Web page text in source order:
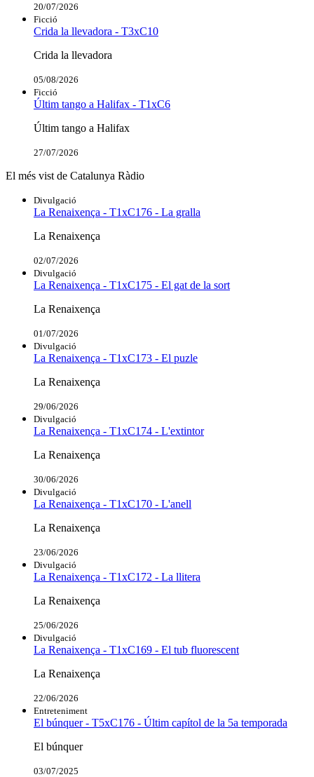
20/07/2026
Ficció
Crida la llevadora - T3xC10
Crida la llevadora
05/08/2026
Ficció
Últim tango a Halifax - T1xC6
Últim tango a Halifax
27/07/2026
El més vist de Catalunya Ràdio
Divulgació
La Renaixença - T1xC176 - La gralla
La Renaixença
02/07/2026
Divulgació
La Renaixença - T1xC175 - El gat de la sort
La Renaixença
01/07/2026
Divulgació
La Renaixença - T1xC173 - El puzle
La Renaixença
29/06/2026
Divulgació
La Renaixença - T1xC174 - L'extintor
La Renaixença
30/06/2026
Divulgació
La Renaixença - T1xC170 - L'anell
La Renaixença
23/06/2026
Divulgació
La Renaixença - T1xC172 - La llitera
La Renaixença
25/06/2026
Divulgació
La Renaixença - T1xC169 - El tub fluorescent
La Renaixença
22/06/2026
Entreteniment
El búnquer - T5xC176 - Últim capítol de la 5a temporada
El búnquer
03/07/2025